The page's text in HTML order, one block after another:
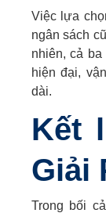
Việc lựa
ngân sách
nhiên, cả
hiện đại,
dài.
Kết
Giải
Trong bối